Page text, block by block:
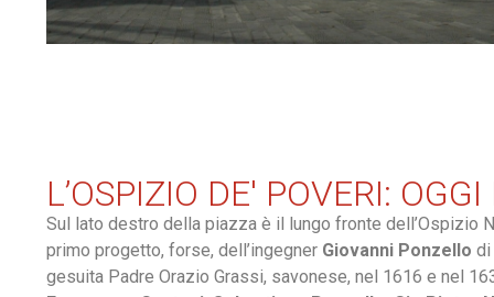
L’OSPIZIO DE' POVERI:
Sul lato destro della piazza è il lungo fronte dell’Ospizio
primo progetto, forse, dell’ingegner Giovanni Ponzello di
gesuita Padre Orazio Grassi, savonese, nel 1616 e nel